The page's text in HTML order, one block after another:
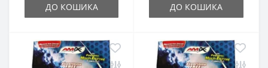
ДО КОШИКА ДО КОШИКА